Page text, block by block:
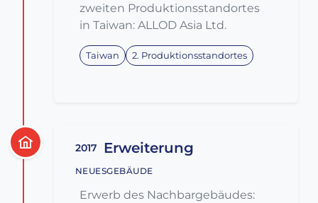
zweiten Produktionsstandortes
in Taiwan: ALLOD Asia Ltd.
Taiwan 2. Produktionsstandortes
2017 Erweiterung
NEUESGEBÄUDE
Erwerb des Nachbargebäudes: